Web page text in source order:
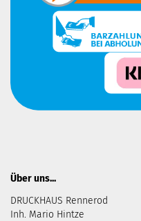
Über uns...
DRUCKHAUS Rennerod
Inh. Mario Hintze